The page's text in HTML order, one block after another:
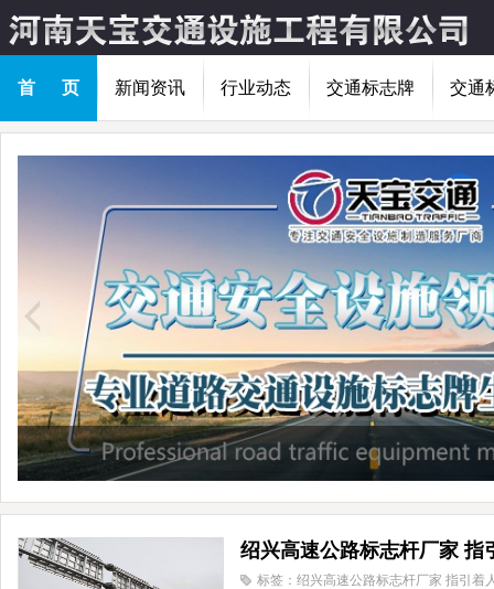
首 页 新闻资讯 行业动态 交通标志牌 交通
绍兴高速公路标志杆厂家 指
标签：绍兴高速公路标志杆厂家 指引着